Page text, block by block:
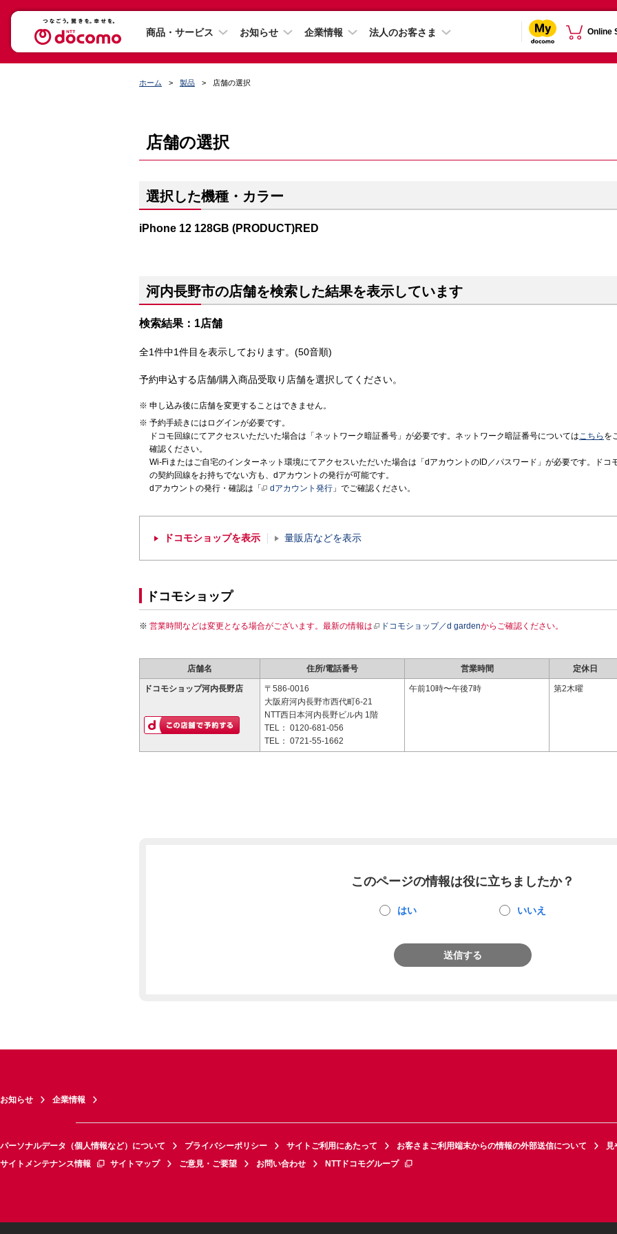
商品・サービス お知らせ 企業情報 法人のお客さま Online
ホーム 製品 店舗の選択
店舗の選択
選択した機種・カラー
iPhone 12 128GB (PRODUCT)RED
河内長野市の店舗を検索した結果を表示しています
検索結果：1店舗
全1件中1件目を表示しております。(50音順)
予約申込する店舗/購入商品受取り店舗を選択してください。
申し込み後に店舗を変更することはできません。
予約手続きにはログインが必要です。
ドコモ回線にてアクセスいただいた場合は「ネットワーク暗証番号」が必要です。ネットワーク暗証番号についてはこちら を
確認ください。
Wi-Fiまたはご自宅のインターネット環境にてアクセスいただいた場合は「dアカウントのID／パスワード」が必要です。ドコ
の契約回線をお持ちでない方も、dアカウントの発行が可能です。
dアカウントの発行・確認は「
dアカウント発行 」でご確認ください。
ドコモショップを表示 量販店などを表示
ドコモショップ
営業時間などは変更となる場合がございます。最新の情報は ドコモショップ／d gardenからご確認ください。
店舗名 住所/電話番号 営業時間 定休日
ドコモショップ河内長野店
〒586-0016
大阪府河内長野市西代町6-21
NTT西日本河内長野ビル内 1階
TEL： 0120-681-056
TEL： 0721-55-1662
午前10時〜午後7時 第2木曜
このページの情報は役に立ちましたか？
はい いいえ
送信する
お知らせ 企業情報
パーソナルデータ（個人情報など）について プライバシーポリシー サイトご利用にあたって お客さまご利用端末からの情報の外部送信について
見
サイトメンテナンス情報
サイトマップ ご意見・ご要望 お問い合わせ NTTドコモグループ